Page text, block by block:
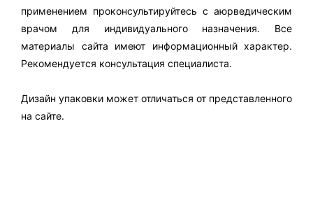
применением проконсультируйтесь с аюрведическим
врачом для индивидуального назначения. Все
материалы сайта имеют информационный характер.
Рекомендуется консультация специалиста.
Дизайн упаковки может отличаться от представленного
на сайте.